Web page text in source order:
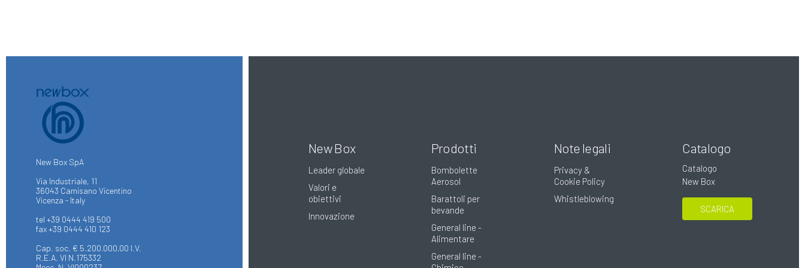
New Box SpA
Via Industriale, 11
36043 Camisano Vicentino
Vicenza - Italy
tel +39 0444 419 500
fax +39 0444 410 123
Cap. soc. € 5.200.000,00 I.V.
R.E.A. VI N.175332
New Box
Leader globale
Valori e
obiettivi
Innovazione
Prodotti
Bombolette
Aerosol
Barattoli per
bevande
General line -
Alimentare
General line -
Note legali
Privacy &
Cookie Policy
Whistleblowing
Catalogo
Catalogo
New Box
SCARICA